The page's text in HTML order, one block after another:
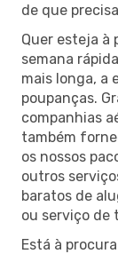
de que
Quer esteja à
semana
mais longa, a
poupanças.
companhias
também
os nossos
outros
baratos de
ou serviço de
Está à